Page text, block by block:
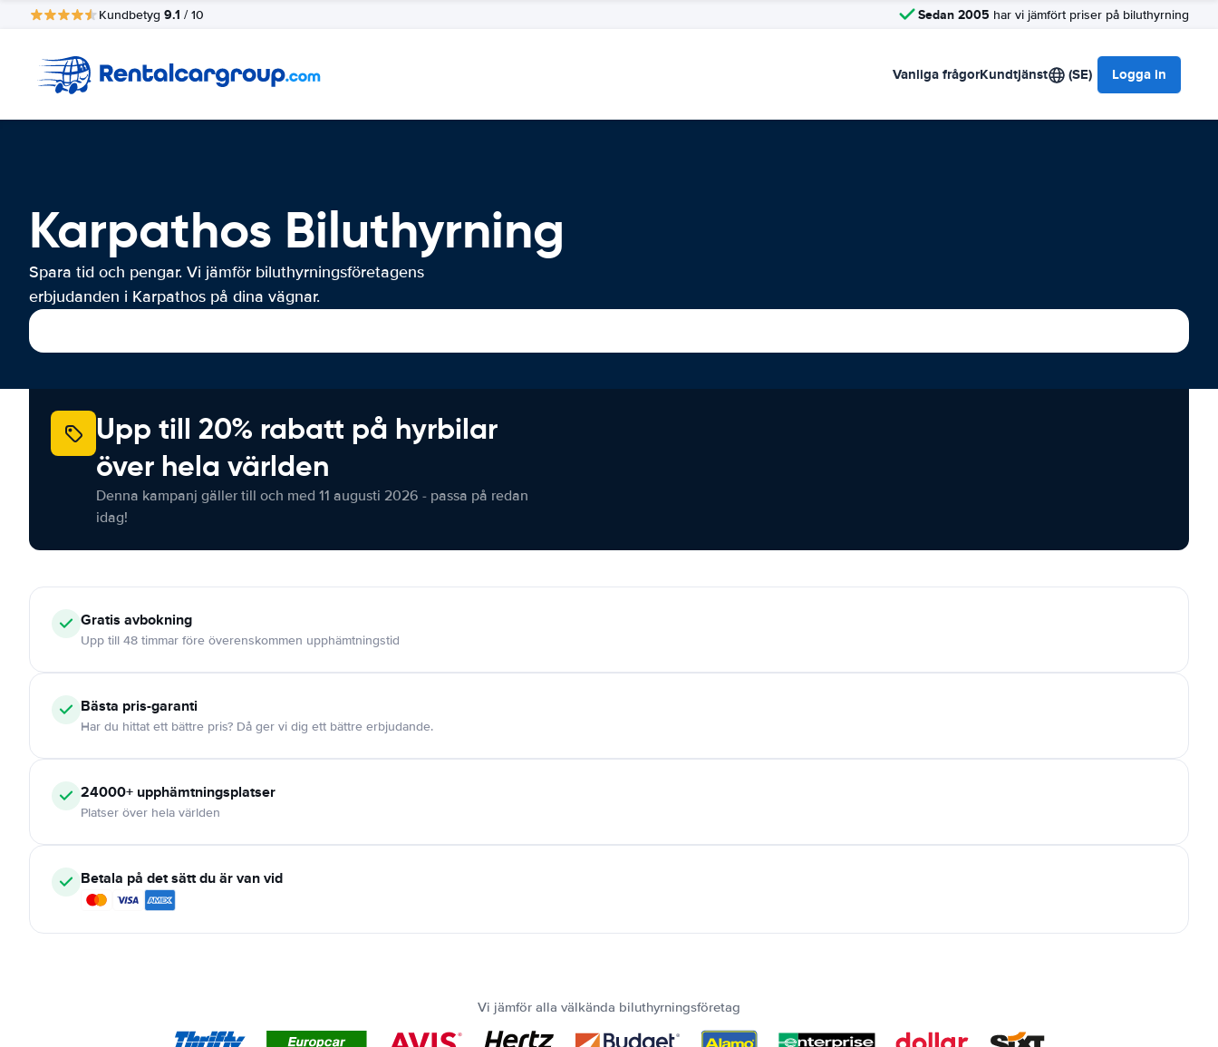
Kundbetyg 9.1 / 10 Sedan 2005 har vi jämfört priser på biluthyrning
Vanliga frågorKundtjänst (SE) Logga in
Karpathos Biluthyrning
Spara tid och pengar. Vi jämför biluthyrningsföretagens
erbjudanden i Karpathos på dina vägnar.
Upp till 20% rabatt på hyrbilar
över hela världen
Denna kampanj gäller till och med 11 augusti 2026 - passa på redan
idag!
Gratis avbokning
Upp till 48 timmar före överenskommen upphämtningstid
Bästa pris-garanti
Har du hittat ett bättre pris? Då ger vi dig ett bättre erbjudande.
24000+ upphämtningsplatser
Platser över hela världen
Betala på det sätt du är van vid
Vi jämför alla välkända biluthyrningsföretag